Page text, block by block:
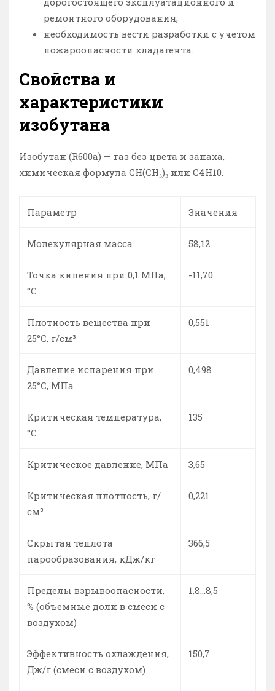
ремонтного оборудования;
необходимость вести разработки с учетом
пожароопасности хладагента.
Свойства и
характеристики
изобутана
Изобутан (R600a) — газ без цвета и запаха,
химическая формула CH(CH₃)₃ или С4Н10.
Параметр Значения
Молекулярная масса 58,12
Точка кипения при 0,1 МПа,
°С
-11,70
Плотность вещества при
25°С, г/см³
0,551
Давление испарения при
25°С, МПа
0,498
Критическая температура,
°C
135
Критическое давление, МПа 3,65
Критическая плотность, г/
см³
0,221
Скрытая теплота
парообразования, кДж/кг
366,5
Пределы взрывоопасности,
% (объемные доли в смеси с
воздухом)
1,8...8,5
Эффективность охлаждения,
Дж/г (смеси с воздухом)
150,7